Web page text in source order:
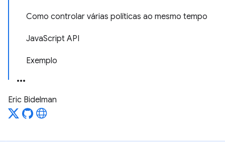
Como controlar várias políticas ao mesmo tempo
JavaScript API
Exemplo
Eric Bidelman